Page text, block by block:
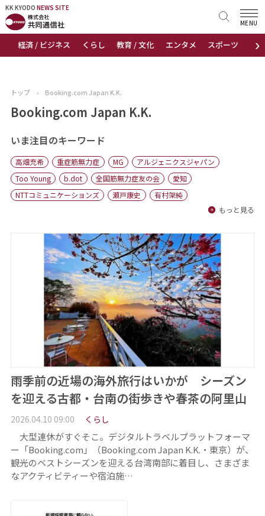
KK KYODO NEWS SITE
›
経済 / ビジネス くらし 教育 / 文化 エンタメ スポーツ 地域
MENU
KK KYODONEWS SITE
トップページ
ニュース
おすすめコンテンツ
出版物
会社概要
トップ › Booking.com Japan K.K.
Booking.com Japan K.K.
いま注目のキーワード
高畑充希 重症筋無力症 MG
アルジェニクスジャパン
Too Young
b.dot 全国筋無力症友の会
愛知
NTTコミュニケーションズ
瀬戸康史
有村架純
もっと見る
雨季前の近場の海外旅行はいかが シーズン
を迎える古都・台南の街歩きや春茶の阿里山
2026.04.10 09:00 くらし
大型連休がすぐそこ。デジタルトラベルプラットフォーマ
ー「Booking.com」（Booking.com Japan K.K.・東京）が、
観光のベストシーズンを迎える台湾南部に着目し、さまざま
なアクティビティーや宿泊施…